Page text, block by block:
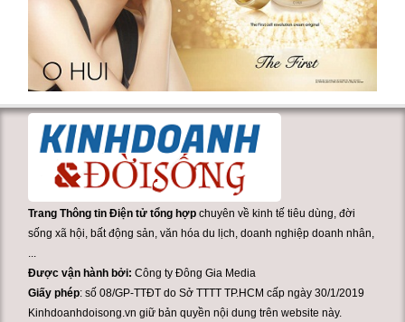
Trang Thông tin Điện tử tổng hợp chuyên về kinh tế tiêu dùng, đời
sống xã hội, bất động sản, văn hóa du lịch, doanh nghiệp doanh nhân,
Được vận hành bởi:Công ty Đông Gia Media
Giấy phép: số 08/GP-TTĐT do Sở TTTT TP.HCM cấp ngày 30/1/2019
Kinhdoanhdoisong.vn giữ bản quyền nội dung trên website này.